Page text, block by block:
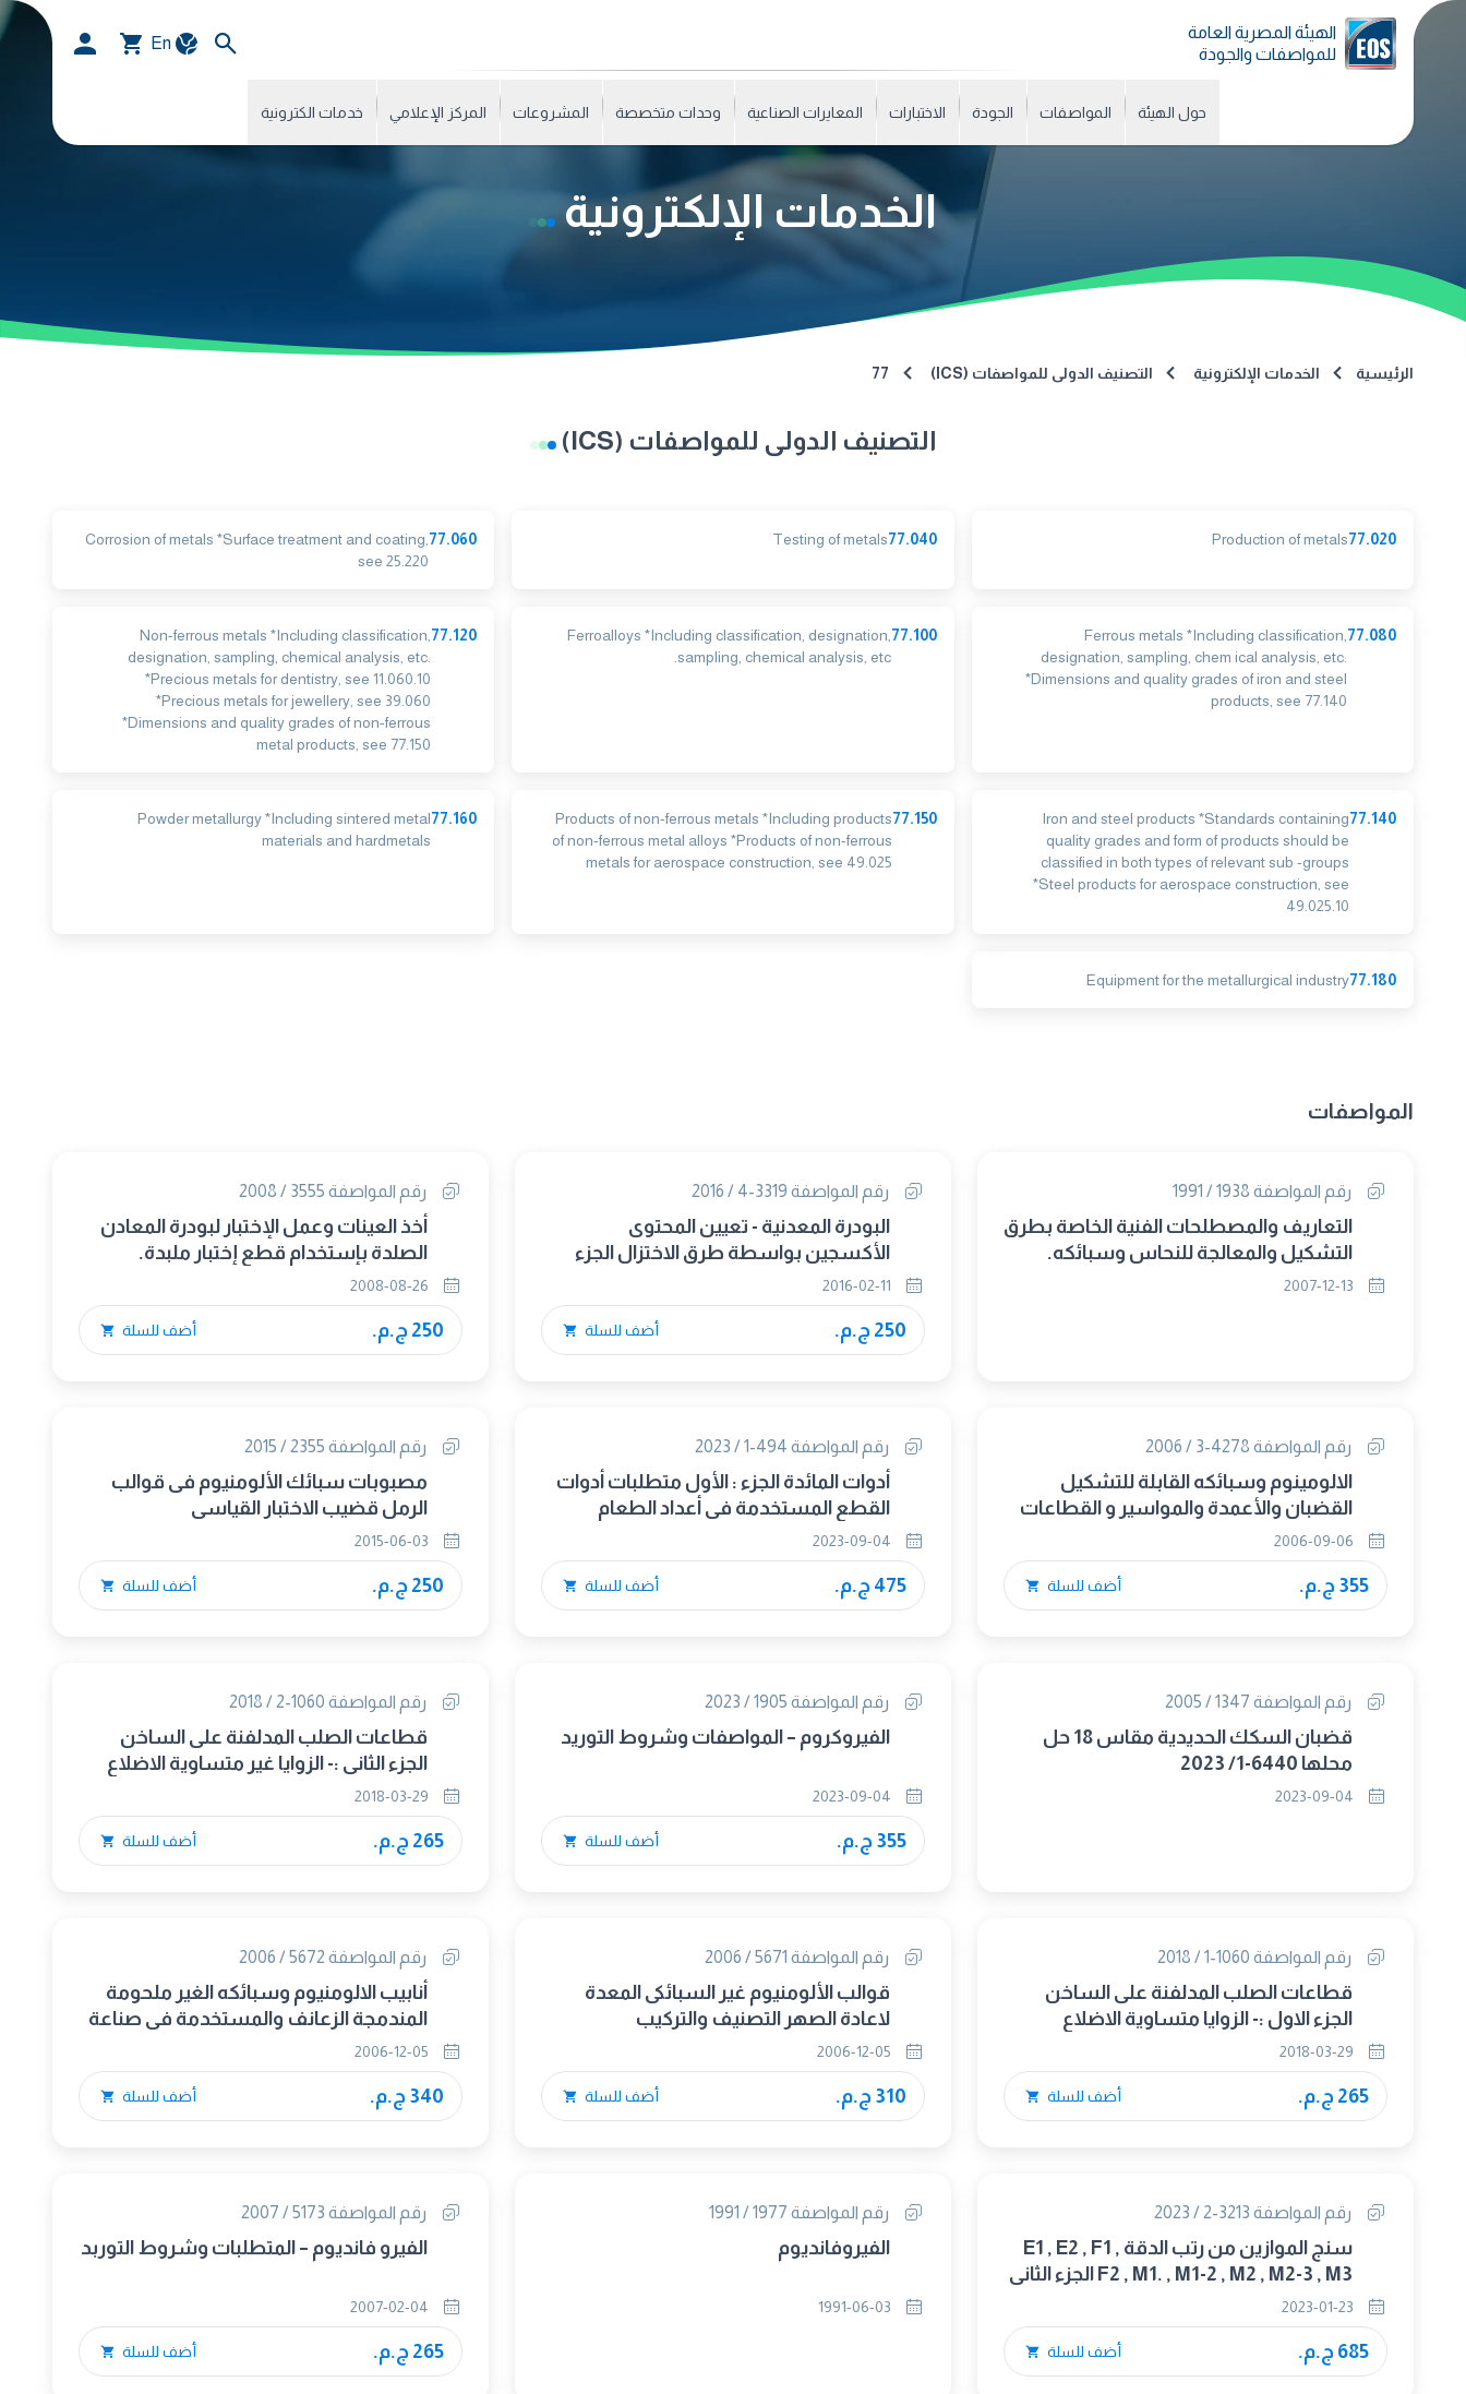
الهيئة المصرية العامة
للمواصفات والجودة
En
حول الهيئة المواصفات الجودة الاختبارات المعايرات الصناعية وحدات متخصصة المشروعات المركز الإعلامي خدمات الكترونية
الخدمات الإلكترونية
الرئيسية الخدمات الإلكترونية التصنيف الدولى للمواصفات (ICS) 77
التصنيف الدولى للمواصفات (ICS)
77.020
Production of metals
77.040
Testing of metals
77.060
Corrosion of metals *Surface treatment and coating,
see 25.220
77.080
Ferrous metals *Including classification,
designation, sampling, chem ical analysis, etc.
*Dimensions and quality grades of iron and steel
products, see 77.140
77.100
Ferroalloys *Including classification, designation,
sampling, chemical analysis, etc.
77.120
Non-ferrous metals *Including classification,
designation, sampling, chemical analysis, etc.
*Precious metals for dentistry, see 11.060.10
*Precious metals for jewellery, see 39.060
*Dimensions and quality grades of non-ferrous
metal products, see 77.150
77.140
Iron and steel products *Standards containing
quality grades and form of products should be
classified in both types of relevant sub -groups
*Steel products for aerospace construction, see
49.025.10
77.150
Products of non-ferrous metals *Including products
of non-ferrous metal alloys *Products of non-ferrous
metals for aerospace construction, see 49.025
77.160
Powder metallurgy *Including sintered metal
materials and hardmetals
77.180
Equipment for the metallurgical industry
المواصفات
رقم المواصفة 1938 / 1991
التعاريف والمصطلحات الفنية الخاصة بطرق
التشكيل والمعالجة للنحاس وسبائكه.
رقم المواصفة 3319-4 / 2016
البودرة المعدنية - تعيين المحتوى
الأكسجين بواسطة طرق الاختزال الجزء
الرابع الأكسجين الكلى بواسطة الإختزال –
الإستخلاص
250 ج.م. أضف للسلة
رقم المواصفة 3555 / 2008
أخذ العينات وعمل الإختبار لبودرة المعادن
الصلدة بإستخدام قطع إختبار ملبدة.
250 ج.م. أضف للسلة
رقم المواصفة 4278-3 / 2006
الالومينوم وسبائكه القابلة للتشكيل
القضبان والأعمدة والمواسير و القطاعات
الشكل والأبعاد للقضبان الم
355 ج.م. أضف للسلة
رقم المواصفة 494-1 / 2023
أدوات المائدة الجزء : الأول متطلبات أدوات
القطع المستخدمة فى أعداد الطعام
475 ج.م. أضف للسلة
رقم المواصفة 2355 / 2015
مصبوبات سبائك الألومنيوم فى قوالب
الرمل قضيب الاختبار القياسى
250 ج.م. أضف للسلة
رقم المواصفة 1347 / 2005
قضبان السكك الحديدية مقاس 18 حل
محلها 6440-1/ 2023
رقم المواصفة 1905 / 2023
الفيروكروم – المواصفات وشروط التوريد
355 ج.م. أضف للسلة
رقم المواصفة 1060-2 / 2018
قطاعات الصلب المدلفنة على الساخن
الجزء الثانى :- الزوايا غير متساوية الاضلاع
265 ج.م. أضف للسلة
رقم المواصفة 1060-1 / 2018
قطاعات الصلب المدلفنة على الساخن
الجزء الاول :- الزوايا متساوية الاضلاع
265 ج.م. أضف للسلة
رقم المواصفة 5671 / 2006
قوالب الألومنيوم غير السبائكى المعدة
لاعادة الصهر التصنيف والتركيب
310 ج.م. أضف للسلة
رقم المواصفة 5672 / 2006
أنابيب الالومنيوم وسبائكه الغير ملحومة
المندمجة الزعانف والمستخدمة فى صناعة
المكثفات والمبادلات الحرارية
340 ج.م. أضف للسلة
رقم المواصفة 3213-2 / 2023
سنج الموازين من رتب الدقة E1 , E2 , F1 ,
F2 , M1. , M1-2 , M2 , M2-3 , M3 الجزء الثانى
2/2004) (متبناه)
685 ج.م. أضف للسلة
رقم المواصفة 1977 / 1991
الفيروفانديوم
رقم المواصفة 5173 / 2007
الفيرو فانديوم – المتطلبات وشروط التوربد
265 ج.م. أضف للسلة